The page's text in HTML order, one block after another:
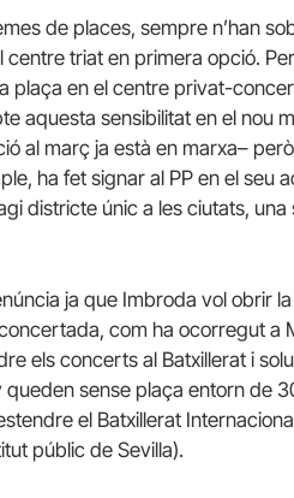
de places, sempre n’han
centre triat en primera opció.
plaça en el centre privat-
aquesta sensibilitat en el nou
al març ja està en marxa–
ha fet signar al PP en el seu
districte únic a les ciutats,
ja que Imbroda vol obrir
com ha ocorregut a
els concerts al Batxillerat i
queden sense plaça entorn de
el Batxillerat
públic de Sevilla).